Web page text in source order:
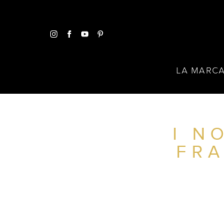
I
LA MARCA